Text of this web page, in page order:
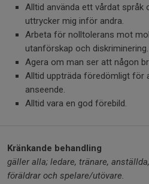
Alltid använda ett vårdat språk
uttrycker mig inför andra.
Arbeta för nolltolerans mot
utanförskap och diskriminering.
Agera om man ser att någon
Alltid uppträda föredömligt för
anseende.
Alltid vara en god förebild.
Kränkande behandling
gäller alla; ledare, tränare,
föräldrar och spelare/utövare.